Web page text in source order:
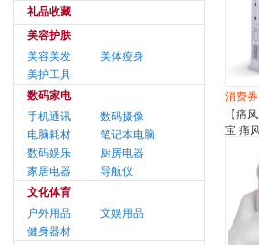
礼品收藏
美容护肤
美容美发
美体瘦身
美护工具
数码家电
手机通讯
数码摄像
电脑耗材
笔记本电脑
数码娱乐
厨房电器
家居电器
导航仪
文化体育
户外用品
文娱用品
健身器材
消费
【痛
宝 痛